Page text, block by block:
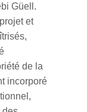
Güell .
et
de la
incorporé